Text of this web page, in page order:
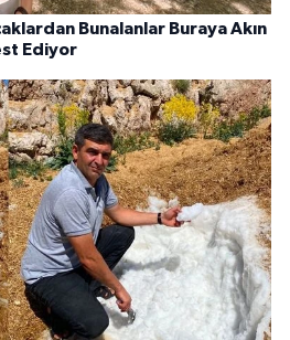
Bunalanlar Buraya Akın
Ediyor